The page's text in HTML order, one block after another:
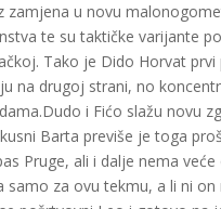
u novu
te su taktičke varijante
Tako je Dido Horvat
na drugoj strani, no
i Fićo slažu novu
Barta previše je toga
Pruge, ali i dalje nema
za ovu tekmu, a li ni